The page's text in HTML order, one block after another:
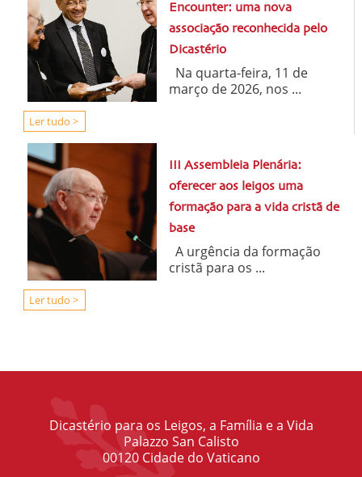
Encounter: uma nova
associação reconhecida pelo
Dicastério
Na quarta-feira, 11 de
março de 2026, nos ...
Ler tudo >
III Assembleia Plenária:
oferecer aos leigos uma
formação para a vida cristã de
base
A urgência da formação
cristã para os ...
Ler tudo >
Dicastério para os Leigos, a Família e a Vida
Palazzo San Calisto
00120 Cidade do Vaticano